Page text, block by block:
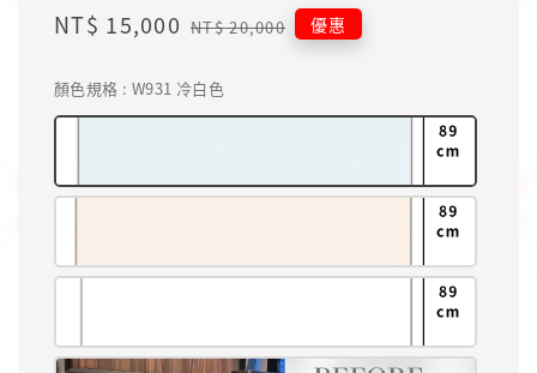
Sale
NT$ 15,000 Regular
NT$ 20,000 優惠
顏色規格 : W931 冷白色